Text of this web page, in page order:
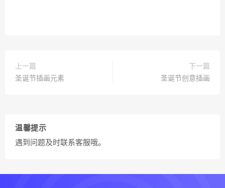
上一篇
圣诞节插画元素
下一篇
圣诞节创意插画
温馨提示
遇到问题及时联系客服哦。